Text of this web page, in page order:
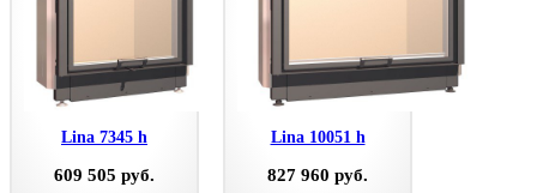
Lina 7345 h
609 505 руб.
Lina 10051 h
827 960 руб.